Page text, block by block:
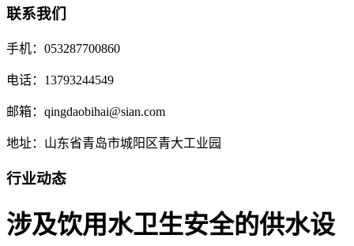
联系我们
手机：053287700860
电话：13793244549
邮箱：qingdaobihai@sian.com
地址：山东省青岛市城阳区青大工业园
行业动态
涉及饮用水卫生安全的供水设